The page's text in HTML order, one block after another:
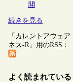
開
続きを見る
「カレントアウェア
ネス-R」用のRSS：
よく読まれている